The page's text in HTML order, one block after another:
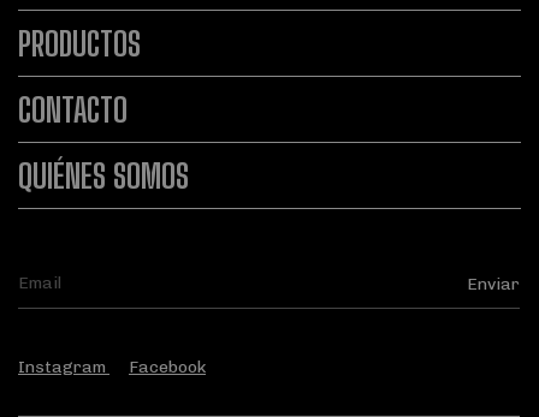
PRODUCTOS
CONTACTO
QUIÉNES SOMOS
Instagram Facebook